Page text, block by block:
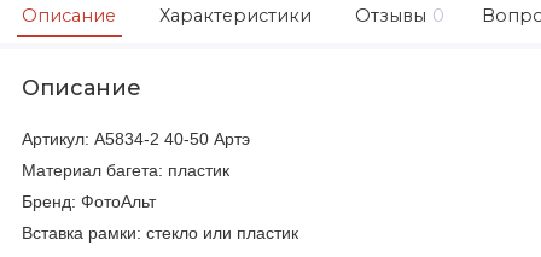
Описание Характеристики Отзывы 0
Описание
Артикул: A5834-2 40-50 Артэ
Материал багета: пластик
Бренд: ФотоАльт
Вставка рамки: стекло или пластик